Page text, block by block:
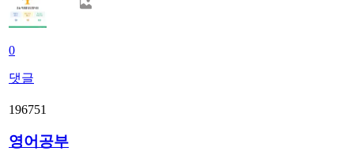
0
댓글
196751
영어공부